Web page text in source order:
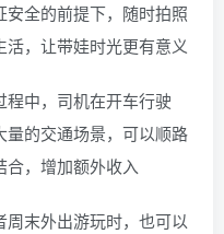
全的前提下，随时拍照
活，让带娃时光更有意义
中，司机在开车行驶
量的交通场景，可以顺路
合，增加额外收入
末外出游玩时，也可以